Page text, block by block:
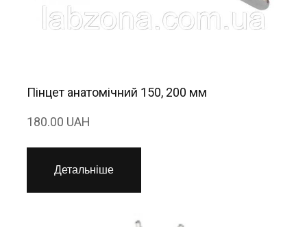
Пінцет анатомічний 150, 200 мм
180.00 UAH
Детальніше